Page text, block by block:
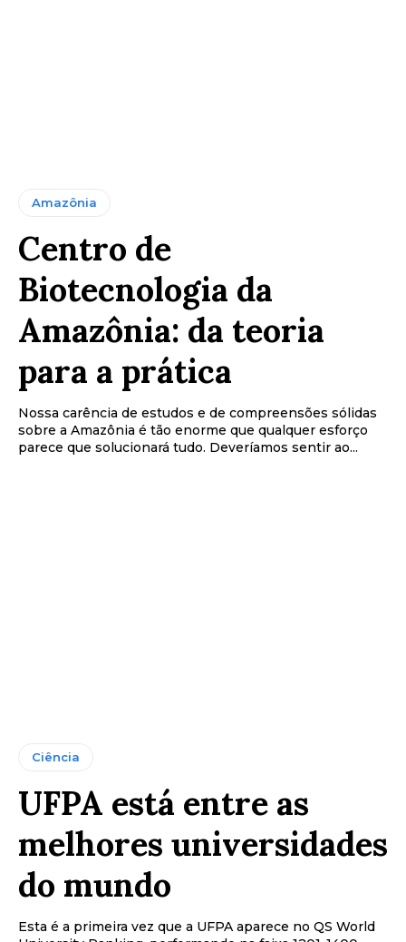
Amazônia
Centro de
Biotecnologia da
Amazônia: da teoria
para a prática
Nossa carência de estudos e de compreensões sólidas
sobre a Amazônia é tão enorme que qualquer esforço
parece que solucionará tudo. Deveríamos sentir ao...
Ciência
UFPA está entre as
melhores universidades
do mundo
Esta é a primeira vez que a UFPA aparece no QS World